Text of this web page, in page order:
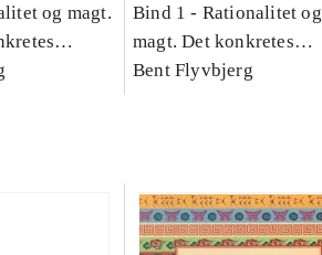
og magt.
Bind 1 - Rationalitet og
magt. Det konkretes
videnskab. Bind 1
Bent Flyvbjerg